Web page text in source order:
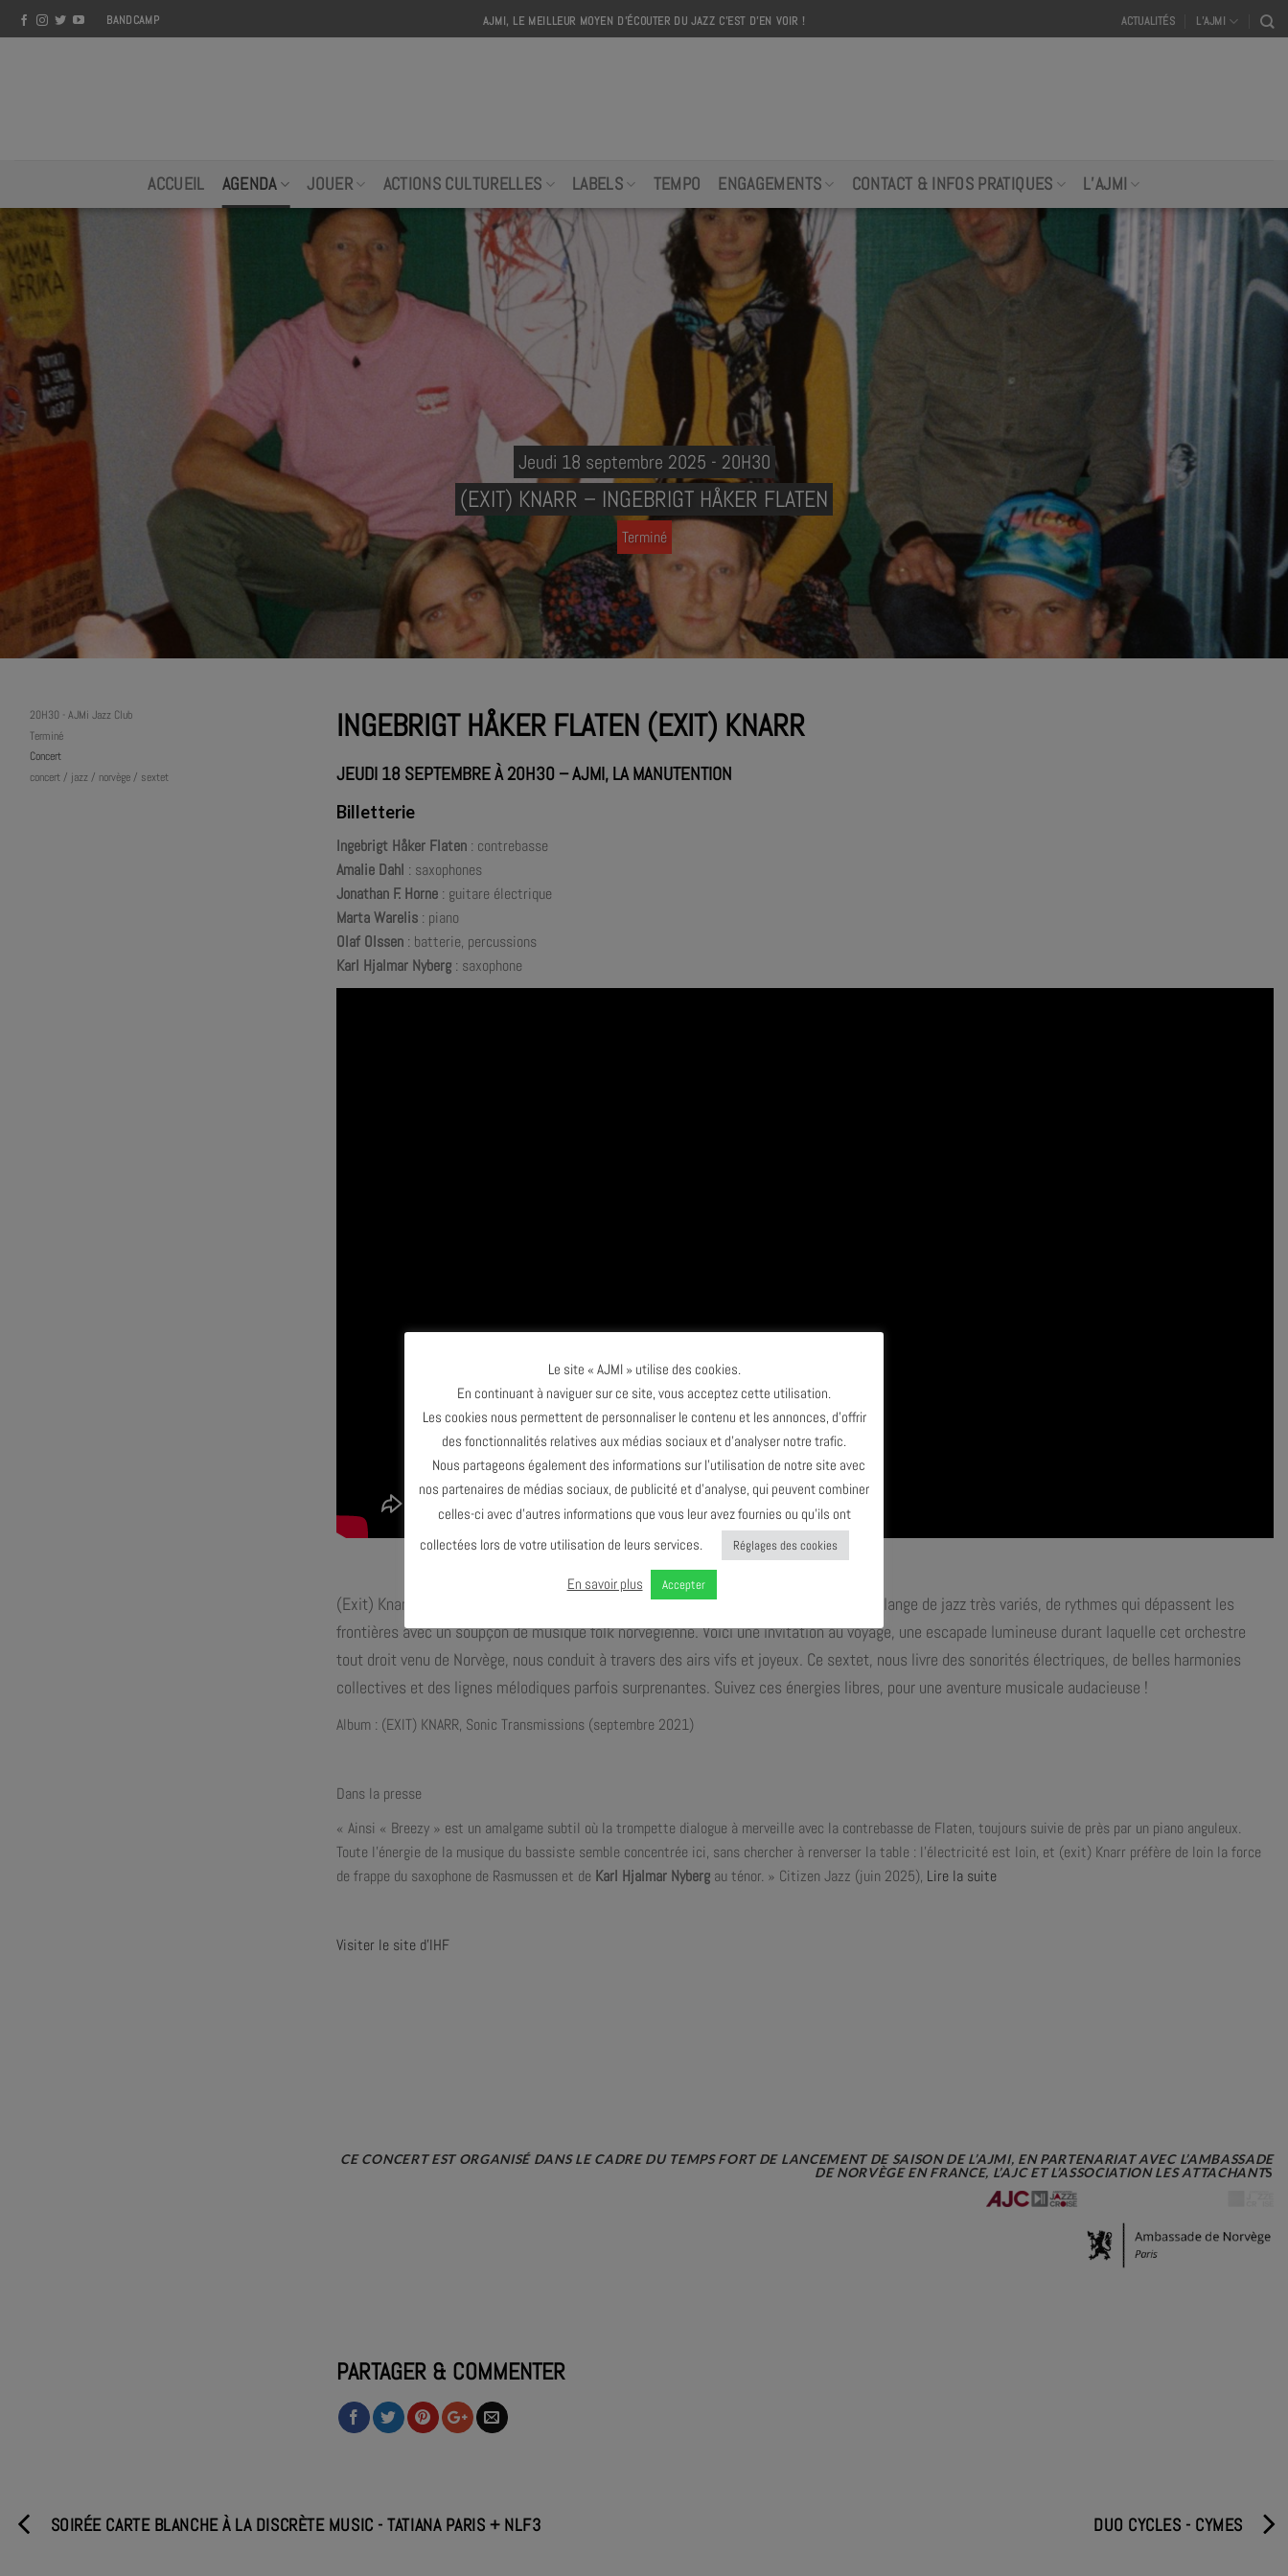
Skip
to
BANDCAMP AJMI, LE MEILLEUR MOYEN D'ÉCOUTER DU JAZZ C'EST D'EN VOIR ! ACTUALITÉS L’AJMI
ACCUEIL AGENDA JOUER ACTIONS CULTURELLES LABELS TEMPO ENGAGEMENTS CONTACT & INFOS PRATIQUES L’AJMI
Jeudi 18 septembre 2025 - 20H30
(EXIT) KNARR – INGEBRIGT HÅKER FLATEN
Terminé
20H30 - AJMi Jazz Club
Terminé
Concert
concert / jazz / norvège / sextet
INGEBRIGT HÅKER FLATEN (EXIT) KNARR
JEUDI 18 SEPTEMBRE À 20H30 – AJMI, LA MANUTENTION
Billetterie
Ingebrigt Håker Flaten : contrebasse
Amalie Dahl : saxophones
Jonathan F. Horne : guitare électrique
Marta Warelis : piano
Olaf Olssen : batterie, percussions
Karl Hjalmar Nyberg : saxophone
(Exit) Knarr, est un projet du bassiste norvégien Ingebrigt Håker Flaten, un savant mélange de jazz très variés, de rythmes qui dépassent les
frontières avec un soupçon de musique folk norvégienne. Voici une invitation au voyage, une escapade lumineuse durant laquelle cet orchestre
tout droit venu de Norvège, nous conduit à travers des airs vifs et joyeux. Ce sextet, nous livre des sonorités électriques, de belles harmonies
collectives et des lignes mélodiques parfois surprenantes. Suivez ces énergies libres, pour une aventure musicale audacieuse !
Album : (EXIT) KNARR, Sonic Transmissions (septembre 2021)
Dans la presse
« Ainsi « Breezy » est un amalgame subtil où la trompette dialogue à merveille avec la contrebasse de Flaten, toujours suivie de près par un piano anguleux.
Toute l’énergie de la musique du bassiste semble concentrée ici, sans chercher à renverser la table : l’électricité est loin, et (exit) Knarr préfère de loin la force
de frappe du saxophone de Rasmussen et de Karl Hjalmar Nyberg au ténor. » Citizen Jazz (juin 2025), Lire la suite
Visiter le site d’IHF
CE CONCERT EST ORGANISÉ DANS LE CADRE DU TEMPS FORT DE LANCEMENT DE SAISON DE L’AJMI, EN PARTENARIAT AVEC L’AMBASSADE
DE NORVÈGE EN FRANCE, L’AJC ET L’ASSOCIATION LES ATTACHANTS
PARTAGER & COMMENTER
SOIRÉE CARTE BLANCHE À LA DISCRÈTE MUSIC - TATIANA PARIS + NLF3 DUO CYCLES - CYMES
Le site « AJMI » utilise des cookies.
En continuant à naviguer sur ce site, vous acceptez cette utilisation.
Les cookies nous permettent de personnaliser le contenu et les annonces, d’offrir
des fonctionnalités relatives aux médias sociaux et d’analyser notre trafic.
Nous partageons également des informations sur l’utilisation de notre site avec
nos partenaires de médias sociaux, de publicité et d’analyse, qui peuvent combiner
celles-ci avec d’autres informations que vous leur avez fournies ou qu’ils ont
collectées lors de votre utilisation de leurs services.
Réglages des cookies
En savoir plus Accepter